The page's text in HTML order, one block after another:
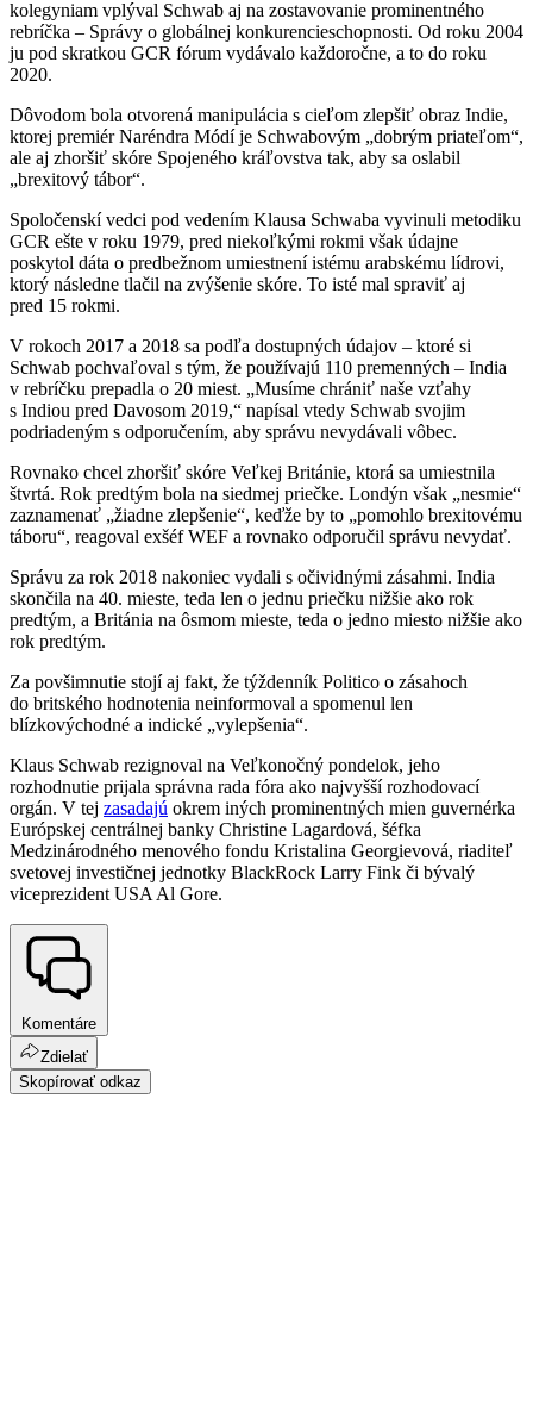
kolegyniam vplýval Schwab aj na zostavovanie prominentného
rebríčka – Správy o globálnej konkurencieschopnosti. Od roku 2004
ju pod skratkou GCR fórum vydávalo každoročne, a to do roku
2020.
Dôvodom bola otvorená manipulácia s cieľom zlepšiť obraz Indie,
ktorej premiér Naréndra Módí je Schwabovým „dobrým priateľom“,
ale aj zhoršiť skóre Spojeného kráľovstva tak, aby sa oslabil
„brexitový tábor“.
Spoločenskí vedci pod vedením Klausa Schwaba vyvinuli metodiku
GCR ešte v roku 1979, pred niekoľkými rokmi však údajne
poskytol dáta o predbežnom umiestnení istému arabskému lídrovi,
ktorý následne tlačil na zvýšenie skóre. To isté mal spraviť aj
pred 15 rokmi.
V rokoch 2017 a 2018 sa podľa dostupných údajov – ktoré si
Schwab pochvaľoval s tým, že používajú 110 premenných – India
v rebríčku prepadla o 20 miest. „Musíme chrániť naše vzťahy
s Indiou pred Davosom 2019,“ napísal vtedy Schwab svojim
podriadeným s odporučením, aby správu nevydávali vôbec.
Rovnako chcel zhoršiť skóre Veľkej Británie, ktorá sa umiestnila
štvrtá. Rok predtým bola na siedmej priečke. Londýn však „nesmie“
zaznamenať „žiadne zlepšenie“, keďže by to „pomohlo brexitovému
táboru“, reagoval exšéf WEF a rovnako odporučil správu nevydať.
Správu za rok 2018 nakoniec vydali s očividnými zásahmi. India
skončila na 40. mieste, teda len o jednu priečku nižšie ako rok
predtým, a Británia na ôsmom mieste, teda o jedno miesto nižšie ako
rok predtým.
Za povšimnutie stojí aj fakt, že týždenník Politico o zásahoch
do britského hodnotenia neinformoval a spomenul len
blízkovýchodné a indické „vylepšenia“.
Klaus Schwab rezignoval na Veľkonočný pondelok, jeho
rozhodnutie prijala správna rada fóra ako najvyšší rozhodovací
orgán. V tej zasadajú okrem iných prominentných mien guvernérka
Európskej centrálnej banky Christine Lagardová, šéfka
Medzinárodného menového fondu Kristalina Georgievová, riaditeľ
svetovej investičnej jednotky BlackRock Larry Fink či bývalý
viceprezident USA Al Gore.
Komentáre
Zdielať
Skopírovať odkaz